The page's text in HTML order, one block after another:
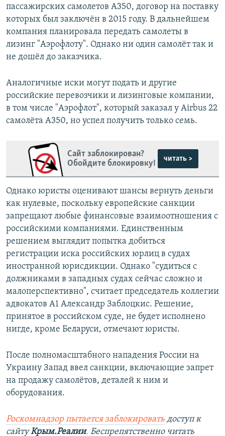
пассажирских самолетов А350, договор на поставку
которых был заключён в 2015 году. В дальнейшем
компания планировала передать самолеты в
лизинг "Аэрофлоту". Однако ни один самолёт так и
не дошёл до заказчика.
Аналогичные иски могут подать и другие
российские перевозчики и лизинговые компании,
в том числе "Аэрофлот", который заказал у Airbus 22
самолёта A350, но успел получить только семь.
Сайт заблокирован?
Обойдите блокировку!
читать >
Однако юристы оценивают шансы вернуть деньги
как нулевые, поскольку европейские санкции
запрещают любые финансовые взаимоотношения с
российскими компаниями. Единственным
решением выглядит попытка добиться
регистрации иска российских юрлиц в судах
иностранной юрисдикции. Однако "судиться с
должниками в западных судах сейчас сложно и
малоперспективно", считает председатель коллегии
адвокатов А1 Александр Заблоцкис. Решение,
принятое в российском суде, не будет исполнено
нигде, кроме Беларуси, отмечают юристы.
После полномасштабного нападения России на
Украину Запад ввел санкции, включающие запрет
на продажу самолётов, деталей к ним и
оборудования.
Роскомнадзор пытается заблокировать доступ к
сайтуКрым.Реалии. Беспрепятственно читать